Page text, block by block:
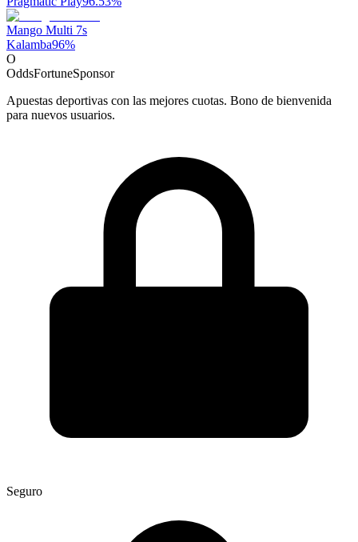
Mango Multi 7s
Kalamba96%
O
OddsFortuneSponsor
Apuestas deportivas con las mejores cuotas. Bono de bienvenida
para nuevos usuarios.
Seguro